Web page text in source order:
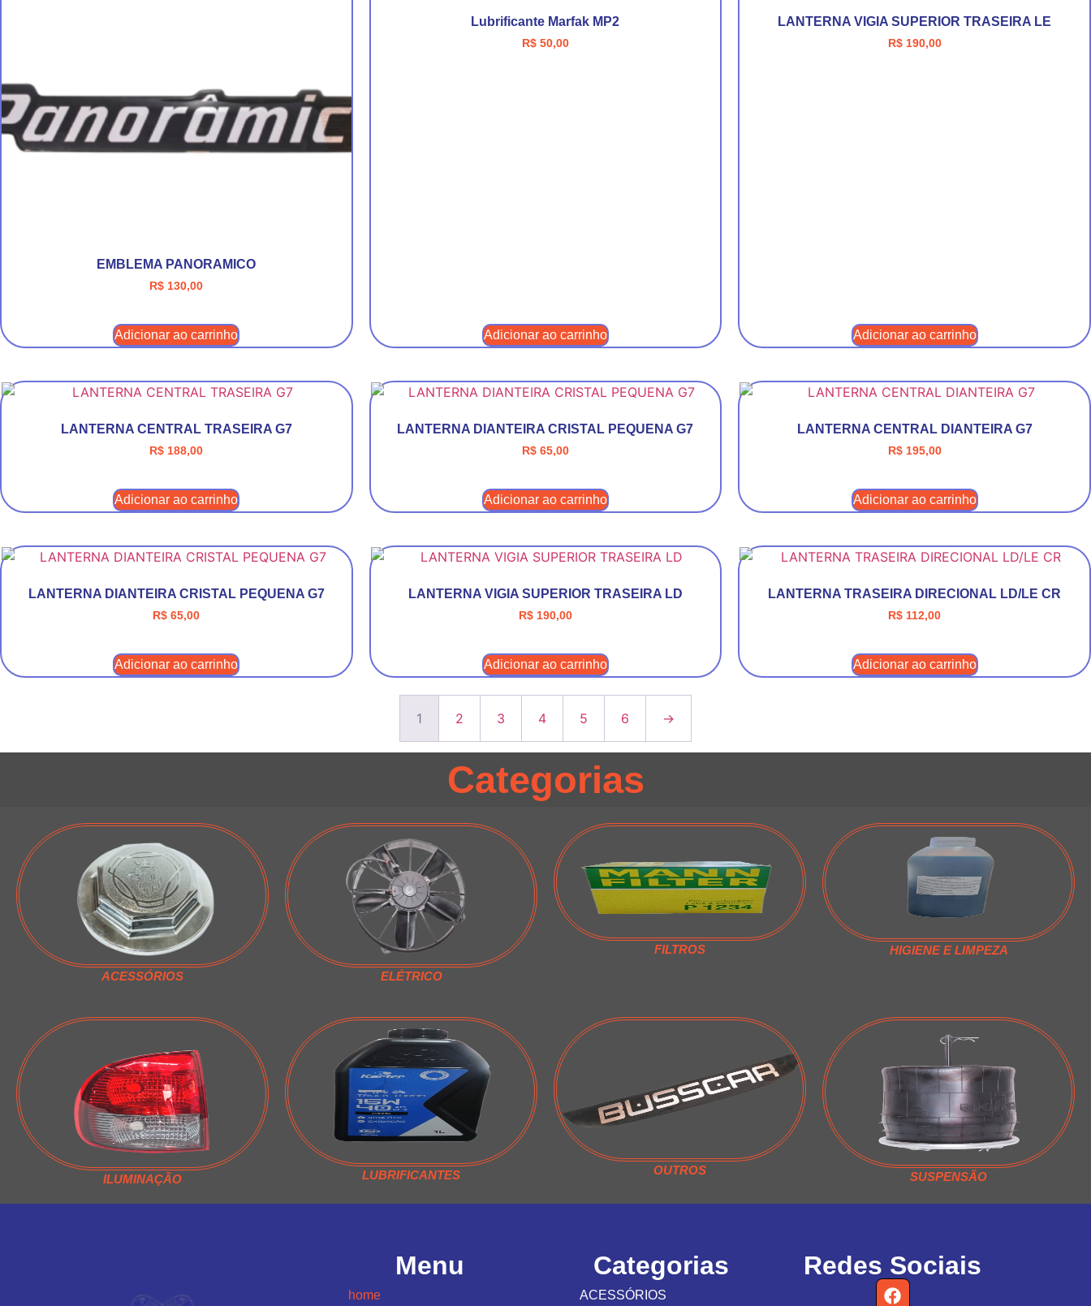
EMBLEMA PANORAMICO
R$ 130,00
Adicionar ao carrinho
Lubrificante Marfak MP2
R$50,00
Adicionar ao carrinho
LANTERNA VIGIA SUPERIOR TRASEIRA LE
R$190,00
Adicionar ao carrinho
LANTERNA CENTRAL TRASEIRA G7
R$ 188,00
Adicionar ao carrinho
LANTERNA DIANTEIRA CRISTAL PEQUENA G7
R$65,00
Adicionar ao carrinho
LANTERNA CENTRAL DIANTEIRA G7
R$195,00
Adicionar ao carrinho
LANTERNA DIANTEIRA CRISTAL PEQUENA G7
R$ 65,00
Adicionar ao carrinho
LANTERNA VIGIA SUPERIOR TRASEIRA LD
R$190,00
Adicionar ao carrinho
LANTERNA TRASEIRA DIRECIONAL LD/LE CR
R$ 112,00
Adicionar ao carrinho
1 2 3 4 5 6 →
Categorias
ACESSÓRIOS ELÉTRICO
FILTROS HIGIENE E LIMPEZA
ILUMINAÇÃO LUBRIFICANTES OUTROS SUSPENSÃO
Menu
home
Categorias
ACESSÓRIOS
Redes Sociais